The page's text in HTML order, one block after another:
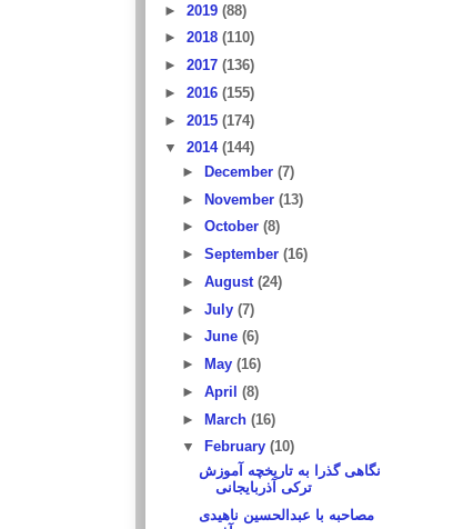
► 2019 (88)
► 2018 (110)
► 2017 (136)
► 2016 (155)
► 2015 (174)
▼ 2014 (144)
►
December (7)
► November (13)
► October (8)
► September (16)
► August (24)
► July (7)
► June (6)
►
May (16)
► April (8)
► March (16)
▼
February (10)
نگاهی گذرا به تاریخچه آموزش
ترکی آذربایجانی
مصاحبه با عبدالحسین ناهیدی